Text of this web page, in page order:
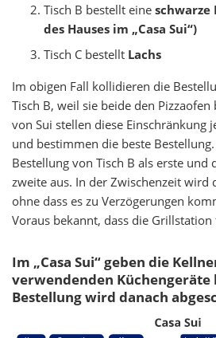
Tisch B bestellt eine schwarze
des Hauses im „Casa Sui“)
Tisch C bestellt Lachs
Im obigen Fall kollidieren die
Tisch B, weil sie beide den
von Sui stellen diese Einschränkung
und bestimmen die beste
Bestellung von Tisch B als erste und
zweite aus. In der Zwischenzeit wird
ohne dass es zu Verzögerungen
Voraus bekannt, dass die
Im „Casa Sui“ geben die
verwendenden
Bestellung wird danach